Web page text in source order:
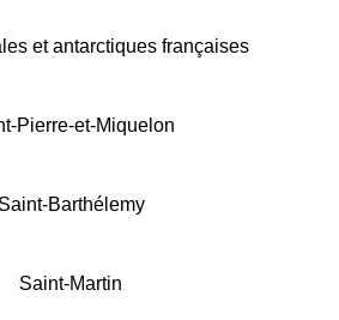
et antarctiques françaises
Pierre-et-Miquelon
Saint-Barthélemy
Saint-Martin